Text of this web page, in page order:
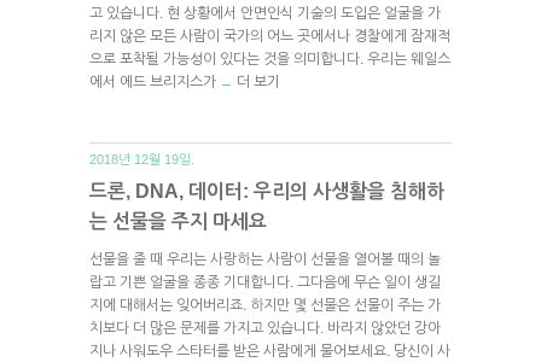
고 있습니다. 현 상황에서 안면인식 기술의 도입은 얼굴을 가
리지 않은 모든 사람이 국가의 어느 곳에서나 경찰에게 잠재적
으로 포착될 가능성이 있다는 것을 의미합니다. 우리는 웨일스
에서 에드 브리지스가 → 더 보기
2018년 12월 19일.
드론, DNA, 데이터: 우리의 사생활을 침해하
는 선물을 주지 마세요
선물을 줄 때 우리는 사랑하는 사람이 선물을 열어볼 때의 놀
랍고 기쁜 얼굴을 종종 기대합니다. 그다음에 무슨 일이 생길
지에 대해서는 잊어버리죠. 하지만 몇 선물은 선물이 주는 가
치보다 더 많은 문제를 가지고 있습니다. 바라지 않았던 강아
지나 사워도우 스타터를 받은 사람에게 물어보세요. 당신이 사